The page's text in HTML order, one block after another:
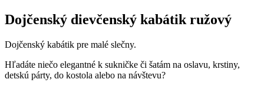
Dojčenský dievčenský kabátik ružový
Dojčenský kabátik pre malé slečny.
Hľadáte niečo elegantné k sukničke či šatám na oslavu, krstiny,
detskú párty, do kostola alebo na návštevu?